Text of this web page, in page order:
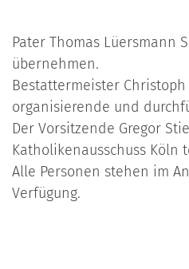
Pater Thomas Lüersmann
übernehmen.
Bestattermeister
organisierende und
Der Vorsitzende Gregor
Katholikenausschuss Köln
Alle Personen stehen im
Verfügung.